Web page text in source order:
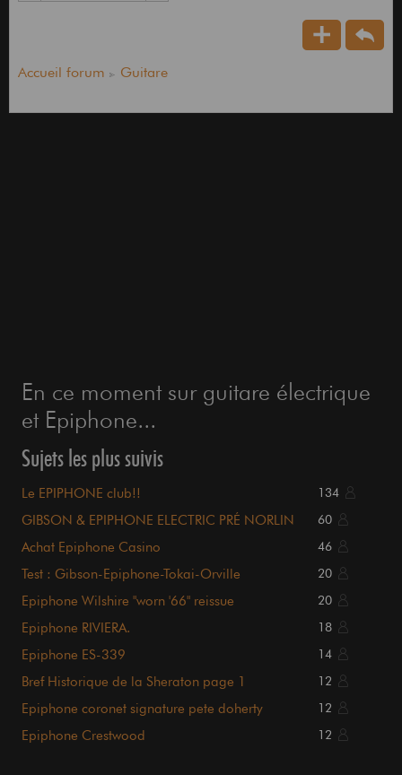
Accueil forum Guitare
En ce moment sur guitare électrique
et Epiphone...
Sujets les plus suivis
Le EPIPHONE club!! 134
GIBSON & EPIPHONE ELECTRIC PRÉ NORLIN 60
Achat Epiphone Casino 46
Test : Gibson-Epiphone-Tokai-Orville 20
Epiphone Wilshire "worn '66" reissue 20
Epiphone RIVIERA. 18
Epiphone ES-339 14
Bref Historique de la Sheraton page 1 12
Epiphone coronet signature pete doherty 12
Epiphone Crestwood 12